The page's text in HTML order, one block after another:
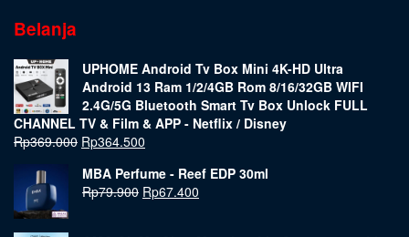
Belanja
UPHOME Android Tv Box Mini 4K-HD Ultra
Android 13 Ram 1/2/4GB Rom 8/16/32GB WIFI
2.4G/5G Bluetooth Smart Tv Box Unlock FULL
CHANNEL TV & Film & APP - Netflix / Disney
Rp369.000 Rp364.500
MBA Perfume - Reef EDP 30ml
Rp79.900 Rp67.400